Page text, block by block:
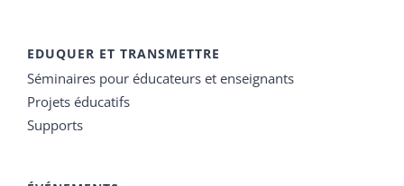
EDUQUER ET TRANSMETTRE
Séminaires pour éducateurs et enseignants
Projets éducatifs
Supports